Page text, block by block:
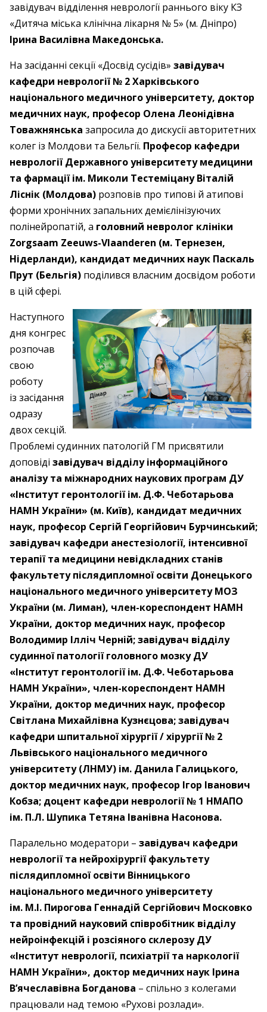
завідувач відділення неврології раннього віку КЗ
«Дитяча міська клінічна лікарня № 5» (м. Дніпро)
Ірина Василівна Македонська.
На засіданні секції «Досвід сусідів» завідувач
кафедри неврології № 2 Харківського
національного медичного університету, доктор
медичних наук, професор Олена Леонідівна
Товажнянська запросила до дискусії авторитетних
колег із Молдови та Бельгії. Професор кафедри
неврології Державного університету медицини
та фармації ім. Миколи Тестеміцану Віталій
Ліснік (Молдова) розповів про типові й атипові
форми хронічних запальних демієлінізуючих
полінейропатій, а головний невролог клініки
Zorgsaam Zeeuws-Vlaanderen (м. Тернезен,
Нідерланди), кандидат медичних наук Паскаль
Прут (Бельгія) поділився власним досвідом роботи
в цій сфері.
Наступного
дня конгрес
розпочав
свою
роботу
із засідання
одразу
двох секцій.
Проблемі судинних патологій ГМ присвятили
доповіді завідувач відділу інформаційного
аналізу та міжнародних наукових програм ДУ
«Інститут геронтології ім. Д.Ф. Чеботарьова
НАМН України» (м. Київ), кандидат медичних
наук, професор Сергій Георгійович Бурчинський;
завідувач кафедри анестезіології, інтенсивної
терапії та медицини невідкладних станів
факультету післядипломної освіти Донецького
національного медичного університету МОЗ
України (м. Лиман), член-кореспондент НАМН
України, доктор медичних наук, професор
Володимир Ілліч Черній; завідувач відділу
судинної патології головного мозку ДУ
«Інститут геронтології ім. Д.Ф. Чеботарьова
НАМН України», член-кореспондент НАМН
України, доктор медичних наук, професор
Світлана Михайлівна Кузнєцова; завідувач
кафедри шпитальної хірургії / хірургії № 2
Львівського національного медичного
університету (ЛНМУ) ім. Данила Галицького,
доктор медичних наук, професор Ігор Іванович
Кобза; доцент кафедри неврології № 1 НМАПО
ім. П.Л. Шупика Тетяна Іванівна Насонова.
Паралельно модератори – завідувач кафедри
неврології та нейрохірургії факультету
післядипломної освіти Вінницького
національного медичного університету
ім. М.І. Пирогова Геннадій Сергійович Московко
та провідний науковий співробітник відділу
нейроінфекцій і розсіяного склерозу ДУ
«Інститут неврології, психіатрії та наркології
НАМН України», доктор медичних наук Ірина
В’ячеславівна Богданова – спільно з колегами
працювали над темою «Рухові розлади».